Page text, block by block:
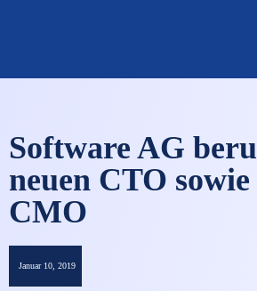
Software AG
neuen CTO sowie
CMO
Januar 10, 2019